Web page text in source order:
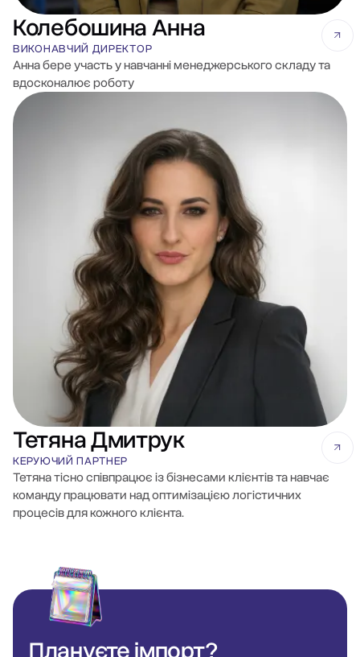
Колебошина Анна
ВИКОНАВЧИЙ ДИРЕКТОР
Анна бере участь у навчанні менеджерського складу та
вдосконалює роботу
Тетяна Дмитрук
КЕРУЮЧИЙ ПАРТНЕР
Тетяна тісно співпрацює із бізнесами клієнтів та навчає
команду працювати над оптимізацією логістичних
процесів для кожного клієнта.